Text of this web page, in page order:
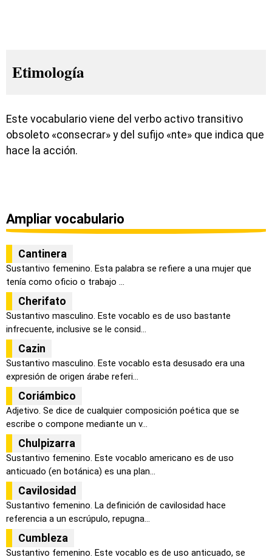
Etimología
Este vocabulario viene del verbo activo transitivo
obsoleto «consecrar» y del sufijo «nte» que indica que
hace la acción.
Ampliar vocabulario
Cantinera
Sustantivo femenino. Esta palabra se refiere a una mujer que
tenía como oficio o trabajo ...
Cherifato
Sustantivo masculino. Este vocablo es de uso bastante
infrecuente, inclusive se le consid...
Cazin
Sustantivo masculino. Este vocablo esta desusado era una
expresión de origen árabe referi...
Coriámbico
Adjetivo. Se dice de cualquier composición poética que se
escribe o compone mediante un v...
Chulpizarra
Sustantivo femenino. Este vocablo americano es de uso
anticuado (en botánica) es una plan...
Cavilosidad
Sustantivo femenino. La definición de cavilosidad hace
referencia a un escrúpulo, repugna...
Cumbleza
Sustantivo femenino. Este vocablo es de uso anticuado, se